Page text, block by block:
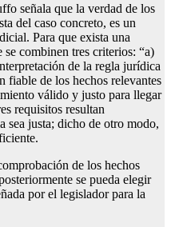
señala que la verdad de los
del caso concreto, es un
Para que exista una
combinen tres criterios: “a)
de la regla jurídica
fiable de los hechos relevantes
válido y justo para llegar
requisitos resultan
sea justa; dicho de otro modo,
de los hechos
se pueda elegir
por el legislador para la